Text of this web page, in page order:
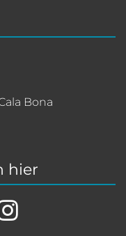
Bona
hier